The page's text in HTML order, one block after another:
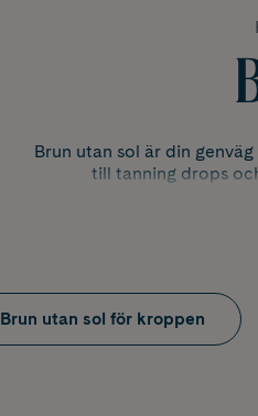
Brun utan sol är din
till tanning drops
Vad är
Brun utan sol, ofta
som reagerar med de
Brun utan sol för kroppen